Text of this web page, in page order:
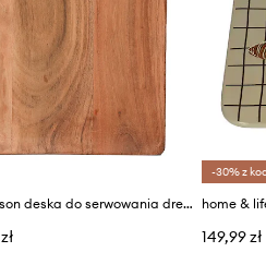
Au Maison deska do serwowania drewniana 45 x 28 cm
-30% z
149,99 zł